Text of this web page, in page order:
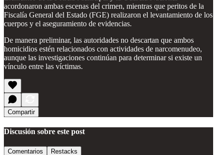
acordonaron ambas escenas del crimen, mientras que peritos de la
Fiscalía General del Estado (FGE) realizaron el levantamiento de los
cuerpos y el aseguramiento de evidencias.
De manera preliminar, las autoridades no descartan que ambos
homicidios estén relacionados con actividades de narcomenudeo,
aunque las investigaciones continúan para determinar si existe un
vínculo entre las víctimas.
Compartir
Discusión sobre este post
Comentarios Restacks